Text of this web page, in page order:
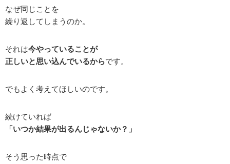
なぜ同じことを
繰り返してしまうのか。
それは今やっていることが
正しいと思い込んでいるからです。
でもよく考えてほしいのです。
続けていれば
「いつか結果が出るんじゃないか？」
そう思った時点で